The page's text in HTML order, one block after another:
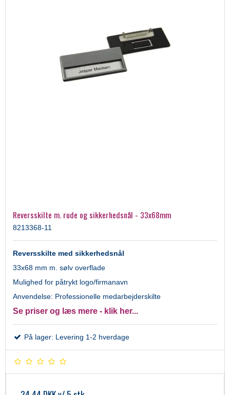
Reversskilte m. rude og sikkerhedsnål - 33x68mm
8213368-11
Reversskilte med sikkerhedsnål
33x68 mm m. sølv overflade
Mulighed for påtrykt logo/firmanavn
Anvendelse: Professionelle medarbejderskilte
Se priser og læs mere - klik her...
På lager: Levering 1-2 hverdage